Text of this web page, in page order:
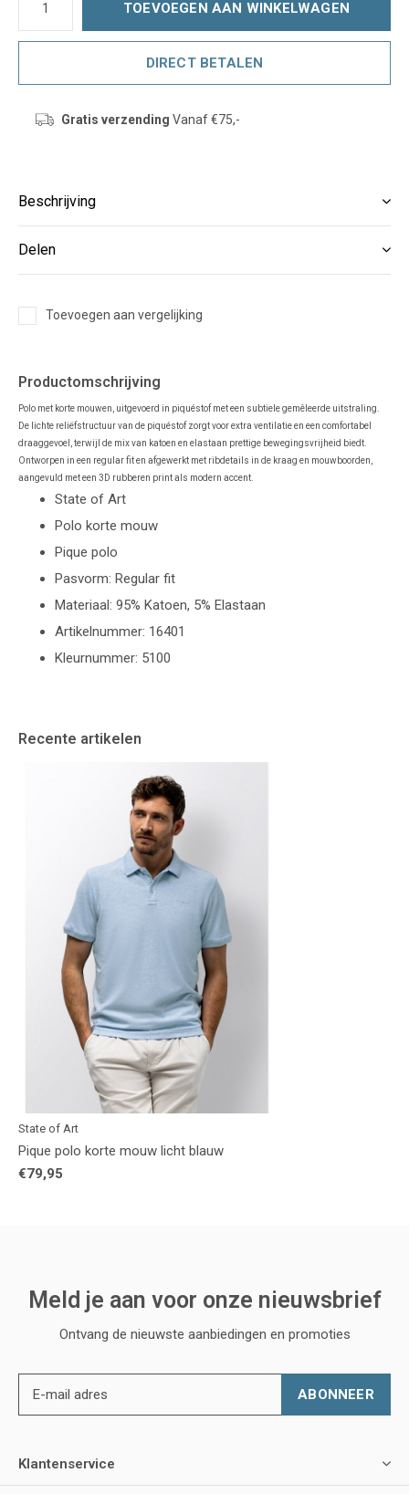
TOEVOEGEN AAN WINKELWAGEN
DIRECT BETALEN
Gratis verzending Vanaf €75,-
Beschrijving
Delen
Toevoegen aan vergelijking
Productomschrijving
Polo met korte mouwen, uitgevoerd in piquéstof met een subtiele gemêleerde uitstraling.
De lichte reliëfstructuur van de piquéstof zorgt voor extra ventilatie en een comfortabel
draaggevoel, terwijl de mix van katoen en elastaan prettige bewegingsvrijheid biedt.
Ontworpen in een regular fit en afgewerkt met ribdetails in de kraag en mouwboorden,
aangevuld met een 3D rubberen print als modern accent.
State of Art
Polo korte mouw
Pique polo
Pasvorm: Regular fit
Materiaal: 95% Katoen, 5% Elastaan
Artikelnummer: 16401
Kleurnummer: 5100
Recente artikelen
State of Art
Pique polo korte mouw licht blauw
€79,95
Meld je aan voor onze nieuwsbrief
Ontvang de nieuwste aanbiedingen en promoties
ABONNEER
Klantenservice